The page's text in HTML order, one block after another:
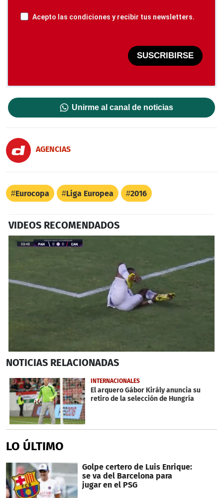
Acepto las condiciones y recibir tus newsletters.
SUSCRIBIRSE
Unirme al canal de noticias
AGENCIAS
Eurocopa Liga Europea 2016
VIDEOS RECOMENDADOS
seconds
1
minute,
20
seconds
NOTICIAS RELACIONADAS
INTERNACIONALES
El arquero Gábor Király anuncia su
retiro de la selección de Hungría
LO ÚLTIMO
Golpe certero de Luis Enrique:
se va del Barcelona para
jugar en el PSG